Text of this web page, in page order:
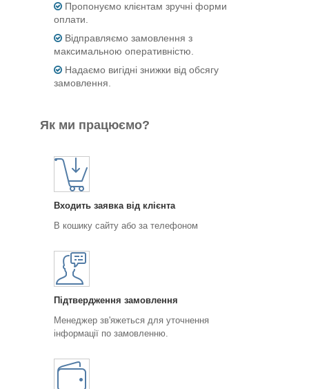
Пропонуємо клієнтам зручні форми
оплати.
Відправляємо замовлення з
максимальною оперативністю.
Надаємо вигідні знижки від обсягу
замовлення.
Як ми працюємо?
Входить заявка від клієнта
В кошику сайту або за телефоном
Підтвердження замовлення
Менеджер зв'яжеться для уточнення
інформації по замовленню.